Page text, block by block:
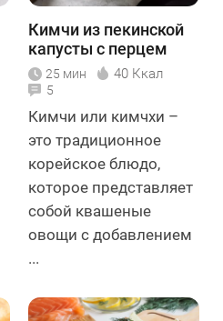
Кимчи из пекинской
капусты с перцем
чили25 мин 40 Ккал
5
Кимчи или кимчхи –
это традиционное
корейское блюдо,
которое представляет
собой квашеные
овощи с добавлением
...